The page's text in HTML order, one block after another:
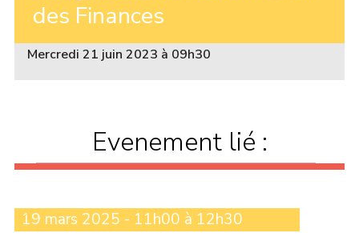
des Finances
Mercredi 21 juin 2023 à 09h30
Evenement lié :
19 mars 2025 - 11h00 à 12h30